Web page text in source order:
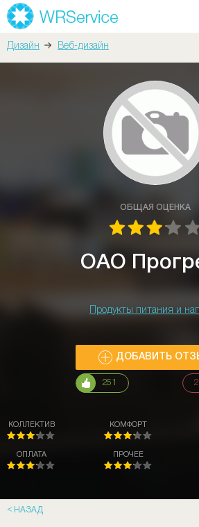
Дизайн Веб-дизайн
ОБЩАЯ ОЦЕНКА
ОАО
Продукты питания и
ДОБАВИТЬ
251
КОЛЛЕКТИВ
ОПЛАТА
КОМФОРТ
ПРОЧЕЕ
НАЗАД